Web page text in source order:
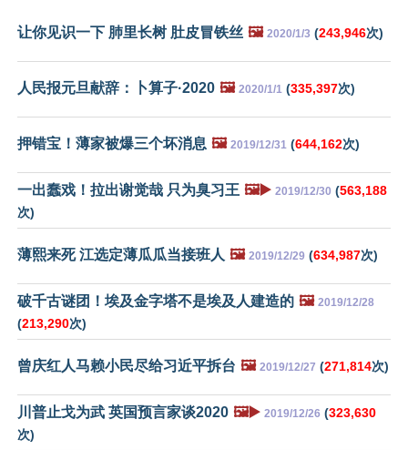
让你见识一下 肺里长树 肚皮冒铁丝 🖼️ 2020/1/3 (243,946次)
人民报元旦献辞：卜算子·2020 🖼️ 2020/1/1 (335,397次)
押错宝！薄家被爆三个坏消息 🖼️ 2019/12/31 (644,162次)
一出蠢戏！拉出谢觉哉 只为臭习王 🖼️▶️ 2019/12/30 (563,188
次)
薄熙来死 江选定薄瓜瓜当接班人 🖼️ 2019/12/29 (634,987次)
破千古谜团！埃及金字塔不是埃及人建造的 🖼️ 2019/12/28
(213,290次)
曾庆红人马赖小民尽给习近平拆台 🖼️ 2019/12/27 (271,814次)
川普止戈为武 英国预言家谈2020 🖼️▶️ 2019/12/26 (323,630
次)